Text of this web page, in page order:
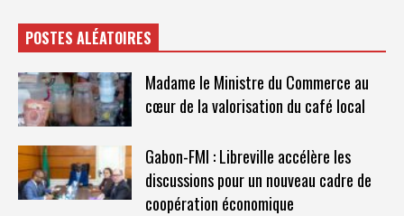
POSTES ALÉATOIRES
Madame le Ministre du Commerce au
cœur de la valorisation du café local
Gabon-FMI : Libreville accélère les
discussions pour un nouveau cadre de
coopération économique